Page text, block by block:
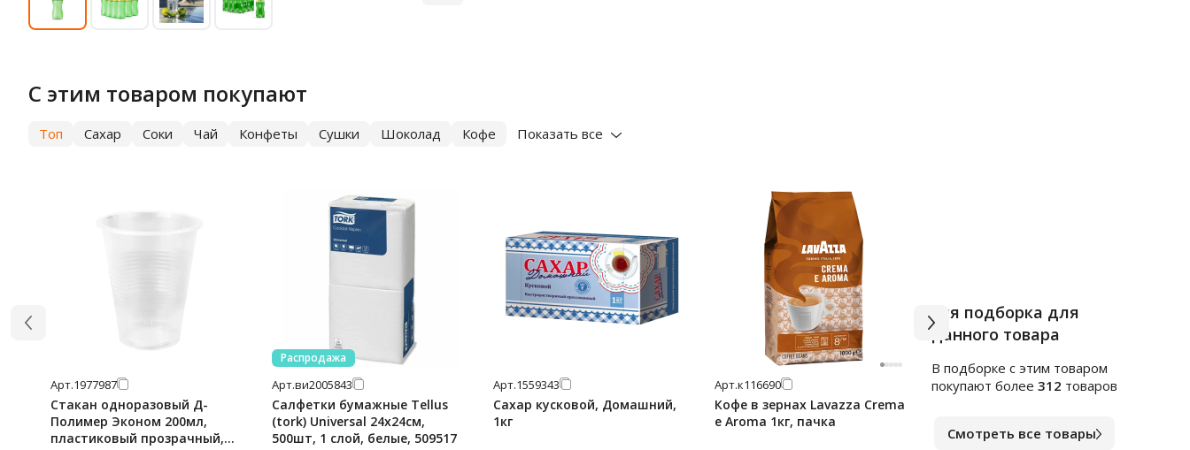
С этим товаром покупают
Топ Сахар Соки Чай Конфеты Сушки Шоколад Кофе Показать все
Арт.1977987
Стакан одноразовый Д-
Полимер Эконом 200мл,
пластиковый прозрачный,
Распродажа
Арт.ви2005843
Салфетки бумажные Tellus
(tork) Universal 24х24см,
500шт, 1 слой, белые, 509517
Арт.1559343
Сахар кусковой, Домашний,
1кг
Арт.к116690
Кофе в зернах Lavazza Crema
е Aroma 1кг, пачка
Арт.м2088861
Вся подборка для
данного товара
В подборке c этим товаром
покупают более 312 товаров
Смотреть все товары